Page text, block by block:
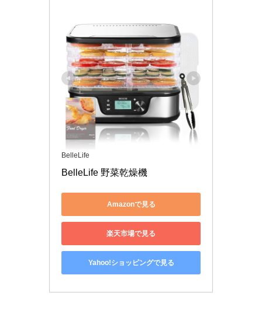
BelleLife
BelleLife 野菜乾燥機
Amazonで見る
楽天市場で見る
Yahoo!ショッピングで見る